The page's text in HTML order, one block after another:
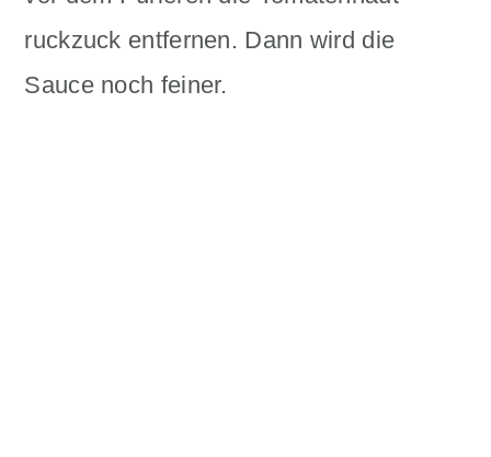
ruckzuck entfernen. Dann wird die
Sauce noch feiner.